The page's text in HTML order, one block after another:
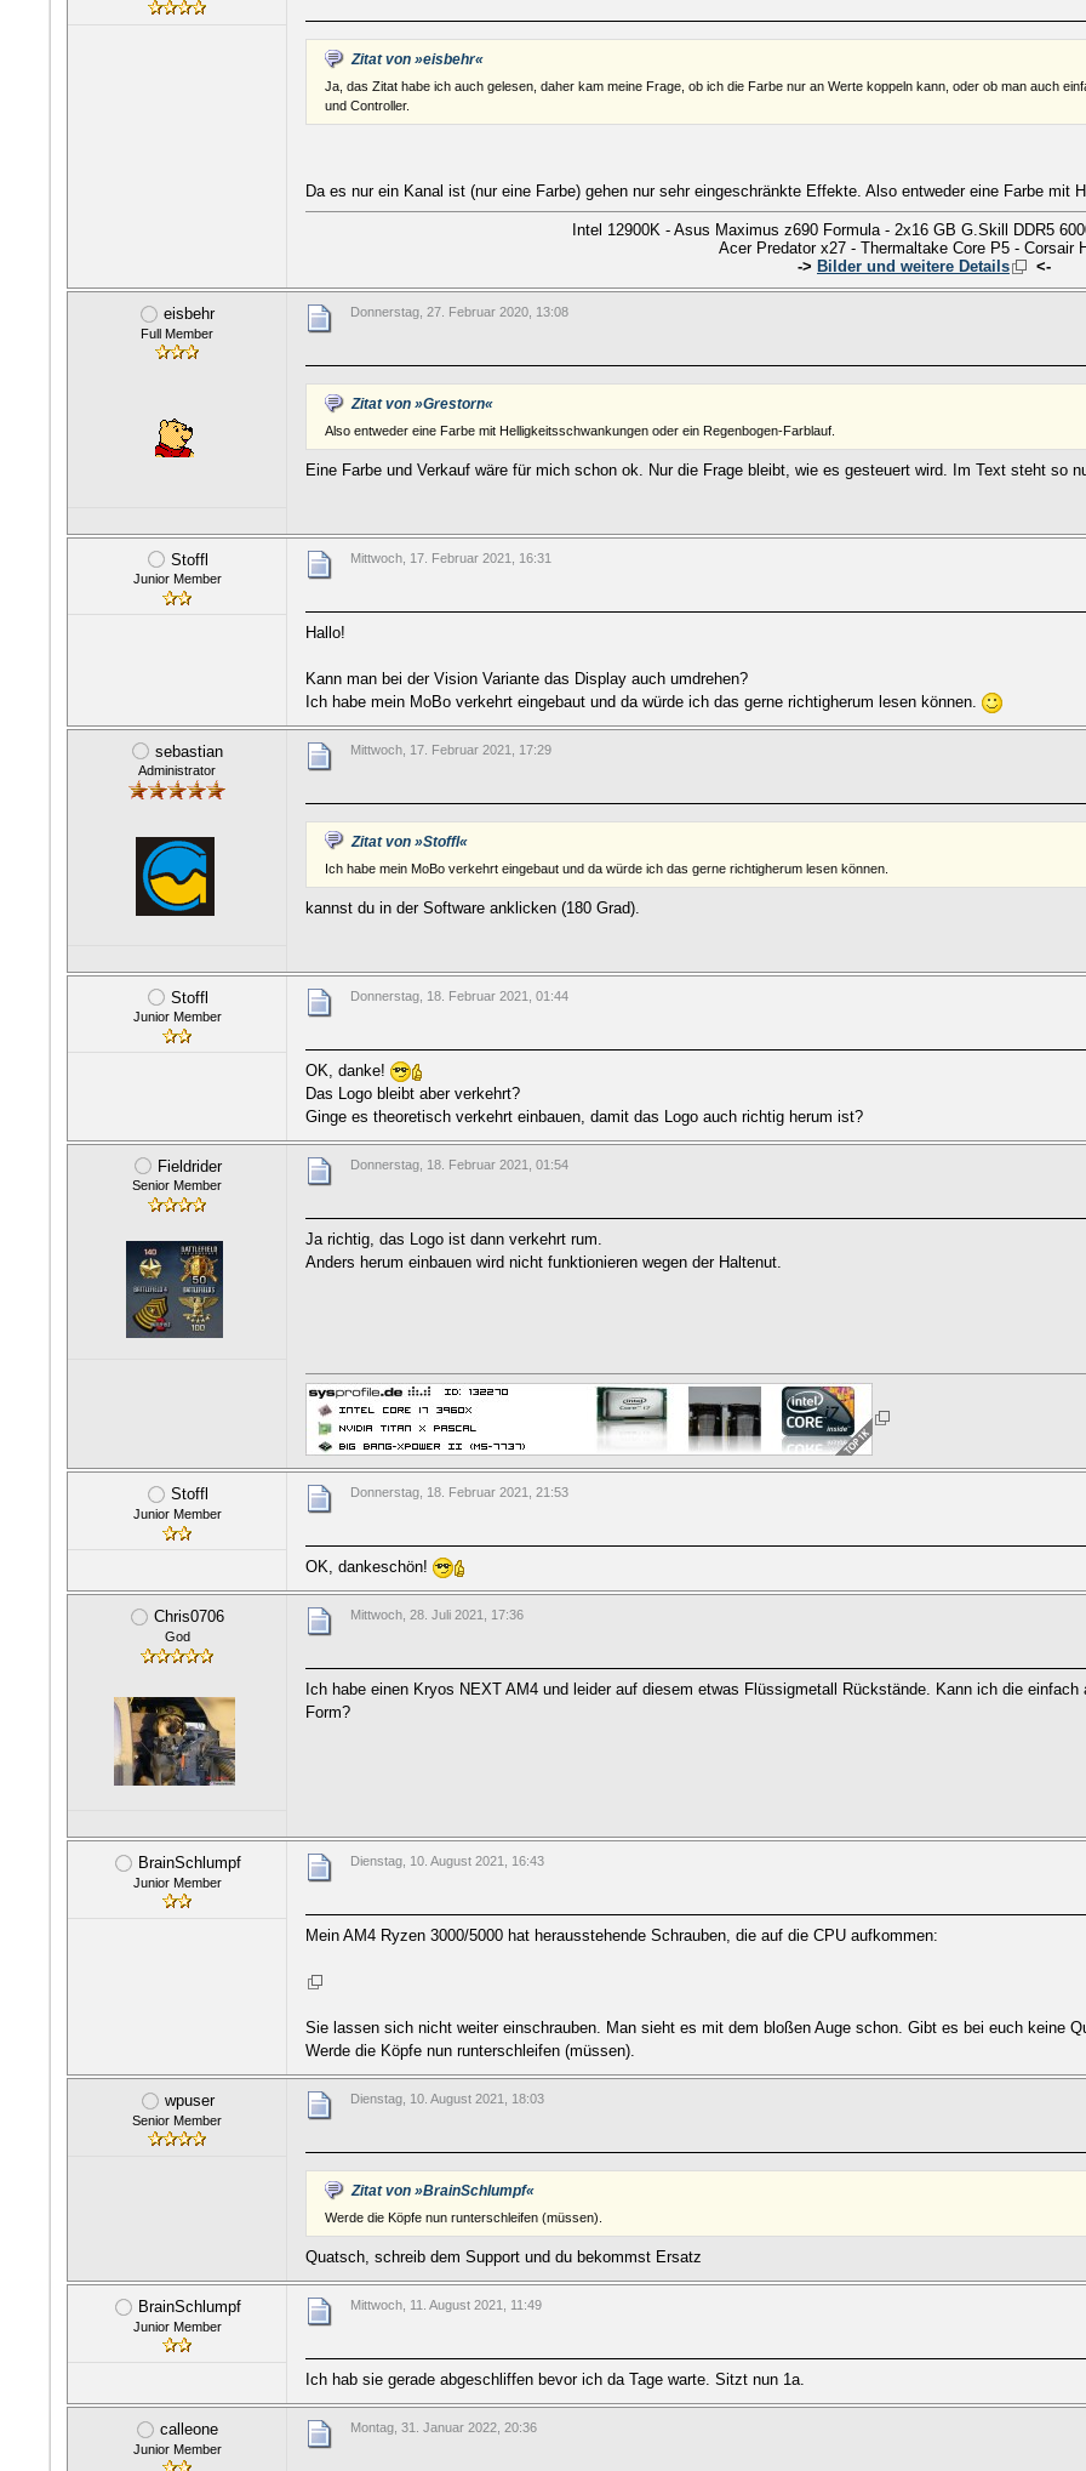
Zitat von »eisbehr«
Ja, das Zitat habe ich auch gelesen, daher kam meine Frage, ob ich die Farbe nur an Werte koppeln kann, oder ob man auch
und Controller.
Da es nur ein Kanal ist (nur eine Farbe) gehen nur sehr eingeschränkte Effekte. Also entweder eine Farbe mit
Intel 12900K - Asus Maximus z690 Formula - 2x16 GB G.Skill DDR5
Acer Predator x27 - Thermaltake Core P5 - Corsair
-> Bilder und weitere Details <-
eisbehr
Full Member
Donnerstag, 27. Februar 2020, 13:08
Zitat von »Grestorn«
Also entweder eine Farbe mit Helligkeitsschwankungen oder ein Regenbogen-Farblauf.
Eine Farbe und Verkauf wäre für mich schon ok. Nur die Frage bleibt, wie es gesteuert wird. Im Text steht so
Stoffl
Junior Member
Mittwoch, 17. Februar 2021, 16:31
Hallo!
Kann man bei der Vision Variante das Display auch umdrehen?
Ich habe mein MoBo verkehrt eingebaut und da würde ich das gerne richtigherum lesen können.
sebastian
Administrator
Mittwoch, 17. Februar 2021, 17:29
Zitat von »Stoffl«
Ich habe mein MoBo verkehrt eingebaut und da würde ich das gerne richtigherum lesen können.
kannst du in der Software anklicken (180 Grad).
Stoffl
Junior Member
Donnerstag, 18. Februar 2021, 01:44
OK, danke!
Das Logo bleibt aber verkehrt?
Ginge es theoretisch verkehrt einbauen, damit das Logo auch richtig herum ist?
Fieldrider
Senior Member
Donnerstag, 18. Februar 2021, 01:54
Ja richtig, das Logo ist dann verkehrt rum.
Anders herum einbauen wird nicht funktionieren wegen der Haltenut.
Stoffl
Junior Member
Donnerstag, 18. Februar 2021, 21:53
OK, dankeschön!
Chris0706
God
Mittwoch, 28. Juli 2021, 17:36
Ich habe einen Kryos NEXT AM4 und leider auf diesem etwas Flüssigmetall Rückstände. Kann ich die
Form?
BrainSchlumpf
Junior Member
Dienstag, 10. August 2021, 16:43
Mein AM4 Ryzen 3000/5000 hat herausstehende Schrauben, die auf die CPU aufkommen:
Sie lassen sich nicht weiter einschrauben. Man sieht es mit dem bloßen Auge schon. Gibt es bei euch keine
Werde die Köpfe nun runterschleifen (müssen).
wpuser
Senior Member
Dienstag, 10. August 2021, 18:03
Zitat von »BrainSchlumpf«
Werde die Köpfe nun runterschleifen (müssen).
Quatsch, schreib dem Support und du bekommst Ersatz
BrainSchlumpf
Junior Member
Mittwoch, 11. August 2021, 11:49
Ich hab sie gerade abgeschliffen bevor ich da Tage warte. Sitzt nun 1a.
calleone
Junior Member
Montag, 31. Januar 2022, 20:36